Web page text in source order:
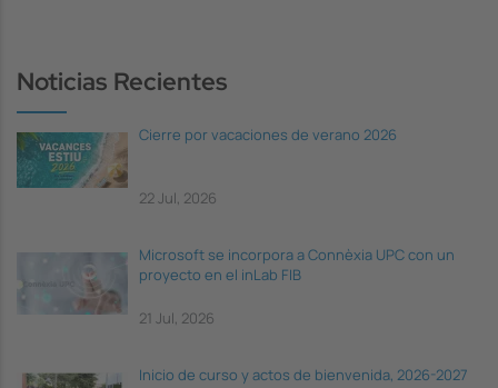
Noticias Recientes
Cierre por vacaciones de verano 2026
22 Jul, 2026
Microsoft se incorpora a Connèxia UPC con un
proyecto en el inLab FIB
21 Jul, 2026
Inicio de curso y actos de bienvenida, 2026-2027